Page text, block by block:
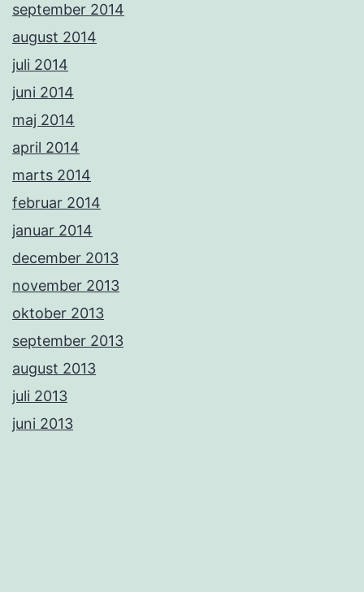
september 2014
august 2014
juli 2014
juni 2014
maj 2014
april 2014
marts 2014
februar 2014
januar 2014
december 2013
november 2013
oktober 2013
september 2013
august 2013
juli 2013
juni 2013